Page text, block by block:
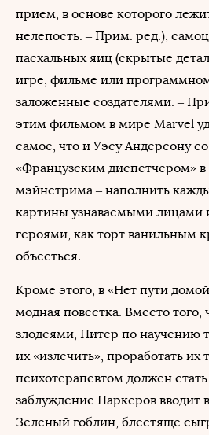
прием, в основе которого
нелепость. – Прим. ред.),
пасхальных яиц (скрытые
игре, фильме или
заложенные создателями. –
этим фильмом в мире Marvel
самое, что и Уэсу Андерсону
«Французским диспетчером»
мэйнстрима – наполнить
картины узнаваемыми
героями, как торт ванильным
объесться.
Кроме этого, в «Нет пути
модная повестка. Вместо того,
злодеями, Питер по научению
их «излечить», проработать
психотерапевтом должен
заблуждение Паркеров вводит
Зеленый гоблин, блестяще